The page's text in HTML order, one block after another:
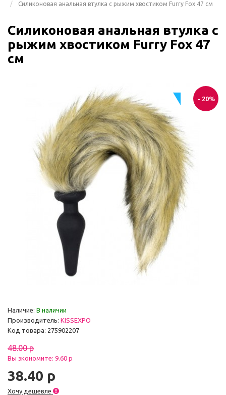
Силиконовая анальная втулка с рыжим хвостиком Furry Fox 47 см
Силиконовая анальная втулка с
рыжим хвостиком Furry Fox 47
см
- 20%
Наличие: В наличии
Производитель: KISSEXPO
Код товара: 275902207
48.00 р
Вы экономите: 9.60 р
38.40 р
Хочу дешевле